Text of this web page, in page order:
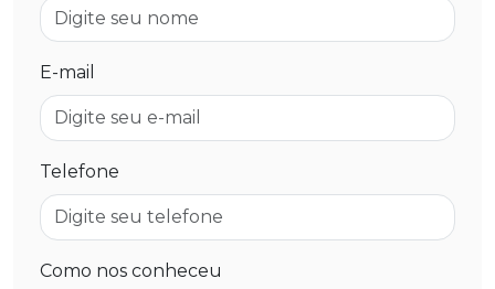
E-mail
Telefone
Como nos conheceu